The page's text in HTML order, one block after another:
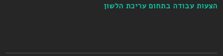
הצעות עבודה בתחום עריכת הלשון